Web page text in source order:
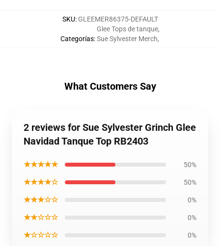
SKU: GLEEMER86375-DEFAULT
Categorías:
Glee Tops de tanque,
Sue Sylvester Merch,
What Customers Say
2 reviews for Sue Sylvester Grinch Glee
Navidad Tanque Top RB2403
★★★★★ 50%
★★★★☆ 50%
★★★☆☆ 0%
★★☆☆☆ 0%
★☆☆☆☆ 0%